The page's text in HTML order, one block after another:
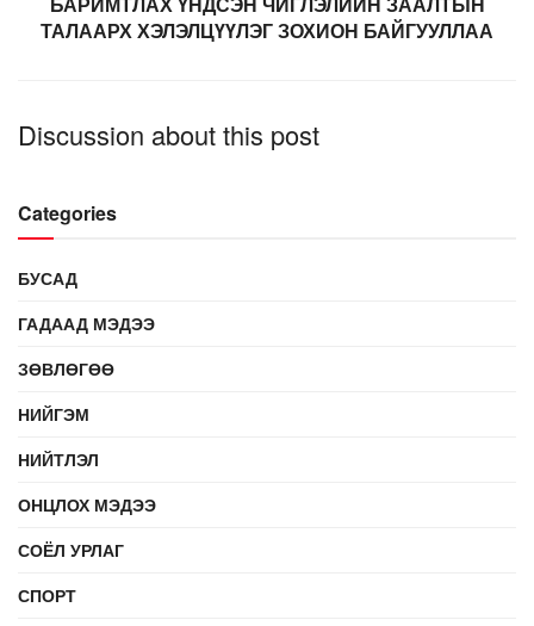
ТАЛААРХ ХЭЛЭЛЦҮҮЛЭГ ЗОХИОН БАЙГУУЛЛАА
Discussion about this post
Categories
БУСАД
ГАДААД МЭДЭЭ
ЗӨВЛӨГӨӨ
НИЙГЭМ
НИЙТЛЭЛ
ОНЦЛОХ МЭДЭЭ
СОЁЛ УРЛАГ
СПОРТ